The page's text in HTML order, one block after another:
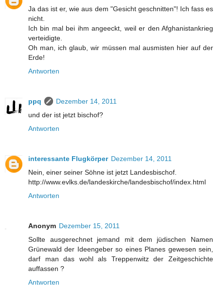
Ja das ist er, wie aus dem "Gesicht geschnitten"! Ich fass es
nicht.
Ich bin mal bei ihm angeeckt, weil er den Afghanistankrieg
verteidigte.
Oh man, ich glaub, wir müssen mal ausmisten hier auf der
Erde!
Antworten
ppq
Dezember 14, 2011
und der ist jetzt bischof?
Antworten
interessante Flugkörper Dezember 14, 2011
Nein, einer seiner Söhne ist jetzt Landesbischof.
http://www.evlks.de/landeskirche/landesbischof/index.html
Antworten
Anonym Dezember 15, 2011
Sollte ausgerechnet jemand mit dem jüdischen Namen
Grünewald der Ideengeber so eines Planes gewesen sein,
darf man das wohl als Treppenwitz der Zeitgeschichte
auffassen ?
Antworten